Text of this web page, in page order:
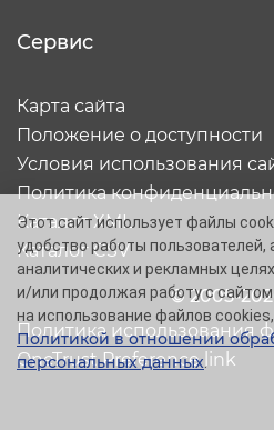
Сервис
© 2005-
Карта сайта
Положение о доступности
Условия использования
Политика
Каталог XML
Каталог CSV
Политика использования
OneTrust Preference link
Этот сайт использует файлы
удобство работы пользователей,
аналитических и рекламных
и/или продолжая работу с
на использование файлов
Политикой в отношении
персональных данных.